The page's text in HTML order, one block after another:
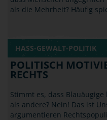
als die Mehrheit? Häufig
HASS-GEWALT-POLITIK
POLITISCH
RECHTS
Stimmt es, dass
als andere? Nein! Das ist
argumentieren